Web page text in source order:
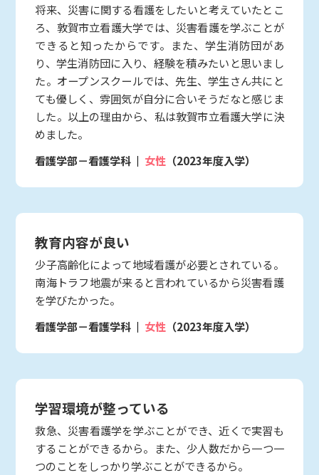
将来、災害に関する看護をしたいと考えていたとこ
ろ、敦賀市立看護大学では、災害看護を学ぶことが
できると知ったからです。また、学生消防団があ
り、学生消防団に入り、経験を積みたいと思いまし
た。オープンスクールでは、先生、学生さん共にと
ても優しく、雰囲気が自分に合いそうだなと感じま
した。以上の理由から、私は敦賀市立看護大学に決
めました。
看護学部－看護学科
女性 （2023年度入学）
教育内容が良い
少子高齢化によって地域看護が必要とされている。
南海トラフ地震が来ると言われているから災害看護
を学びたかった。
看護学部－看護学科
女性 （2023年度入学）
学習環境が整っている
救急、災害看護学を学ぶことができ、近くで実習も
することができるから。また、少人数だから一つ一
つのことをしっかり学ぶことができるから。